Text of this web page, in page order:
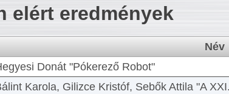
elért eredmények
Név
Donát "Pókerező Robot"
Karola, Gilizce Kristóf, Sebők Attila "A